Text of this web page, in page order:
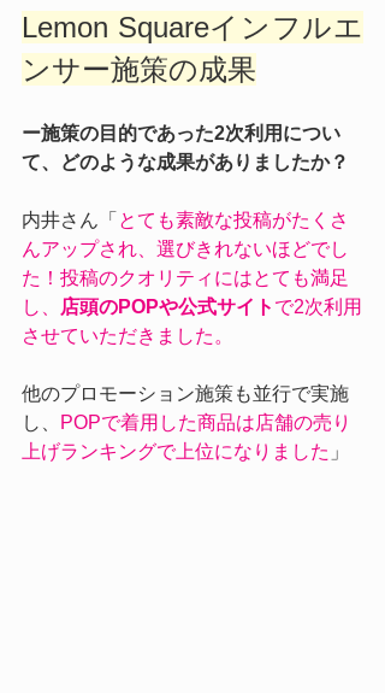
Lemon Squareインフルエ
ンサー施策の成果
ー施策の目的であった2次利用につい
て、どのような成果がありましたか？
内井さん「 とても素敵な投稿がたくさ
んアップされ、選びきれないほどでし
た！投稿のクオリティにはとても満足
し、
店頭のPOPや公式サイト で2次利用
させていただきました。
他のプロモーション施策も並行で実施
し、
POPで着用した商品は店舗の売り
上げランキングで上位になりました 」